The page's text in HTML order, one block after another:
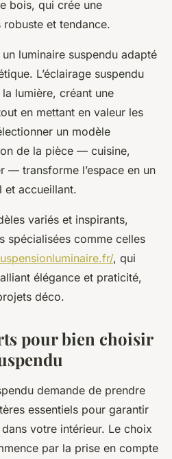
bois, qui crée une
et tendance.
luminaire suspendu adapté
L’éclairage suspendu
lumière, créant une
en mettant en valeur les
un modèle
de la pièce — cuisine,
— transforme l’espace en un
et accueillant.
variés et inspirants,
spécialisées comme celles
, qui
élégance et praticité,
déco.
pour bien choisir
demande de prendre
essentiels pour garantir
votre intérieur. Le choix
par la prise en compte